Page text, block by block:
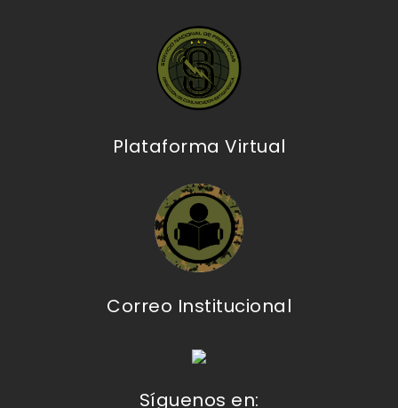
Plataforma Virtual
Correo Institucional
Síguenos en: